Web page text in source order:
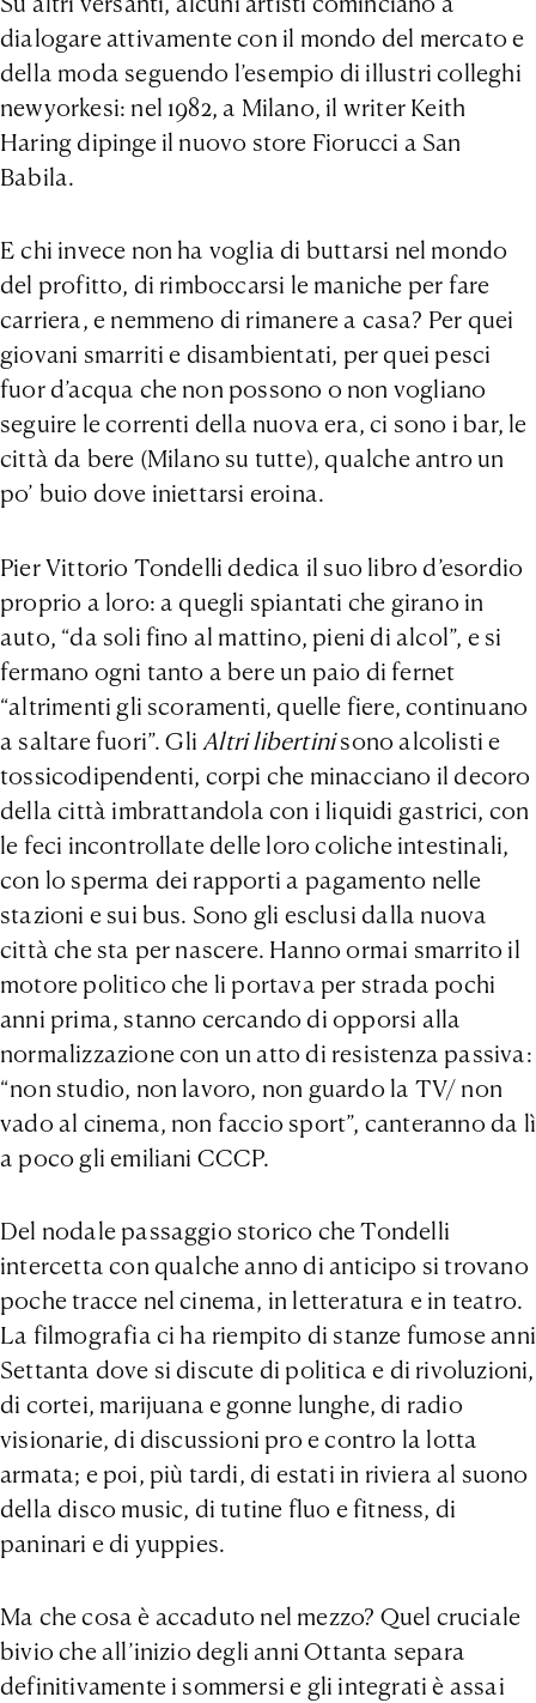
dialogare attivamente con il mondo del mercato e
della moda seguendo l’esempio di illustri colleghi
newyorkesi: nel 1982, a Milano, il writer Keith
Haring dipinge il nuovo store Fiorucci a San
Babila.
E chi invece non ha voglia di buttarsi nel mondo
del profitto, di rimboccarsi le maniche per fare
carriera, e nemmeno di rimanere a casa? Per quei
giovani smarriti e disambientati, per quei pesci
fuor d’acqua che non possono o non vogliano
seguire le correnti della nuova era, ci sono i bar, le
città da bere (Milano su tutte), qualche antro un
po’ buio dove iniettarsi eroina.
Pier Vittorio Tondelli dedica il suo libro d’esordio
proprio a loro: a quegli spiantati che girano in
auto, “da soli fino al mattino, pieni di alcol”, e si
fermano ogni tanto a bere un paio di fernet
“altrimenti gli scoramenti, quelle fiere, continuano
a saltare fuori”. Gli Altri libertinisono alcolisti e
tossicodipendenti, corpi che minacciano il decoro
della città imbrattandola con i liquidi gastrici, con
le feci incontrollate delle loro coliche intestinali,
con lo sperma dei rapporti a pagamento nelle
stazioni e sui bus. Sono gli esclusi dalla nuova
città che sta per nascere. Hanno ormai smarrito il
motore politico che li portava per strada pochi
anni prima, stanno cercando di opporsi alla
normalizzazione con un atto di resistenza passiva:
“non studio, non lavoro, non guardo la TV/ non
vado al cinema, non faccio sport”, canteranno da lì
a poco gli emiliani CCCP.
Del nodale passaggio storico che Tondelli
intercetta con qualche anno di anticipo si trovano
poche tracce nel cinema, in letteratura e in teatro.
La filmografia ci ha riempito di stanze fumose anni
Settanta dove si discute di politica e di rivoluzioni,
di cortei, marijuana e gonne lunghe, di radio
visionarie, di discussioni pro e contro la lotta
armata; e poi, più tardi, di estati in riviera al suono
della disco music, di tutine fluo e fitness, di
paninari e di yuppies.
Ma che cosa è accaduto nel mezzo? Quel cruciale
bivio che all’inizio degli anni Ottanta separa
definitivamente i sommersi e gli integrati è assai